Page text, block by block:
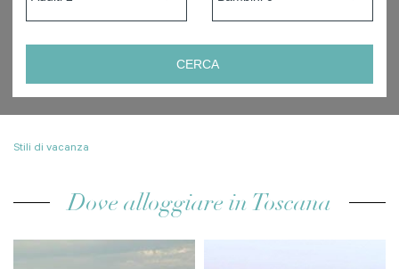
Stili di vacanza
Dove alloggiare in Toscana